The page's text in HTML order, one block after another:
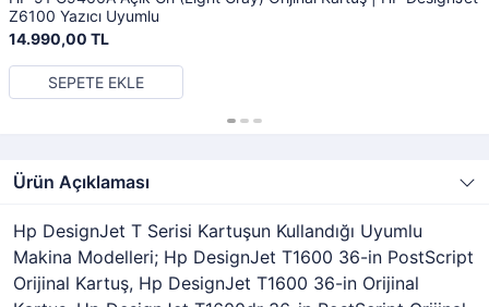
Z6100 Yazıcı Uyumlu
14.990,00 TL
SEPETE EKLE
Ürün Açıklaması
Hp DesignJet T Serisi Kartuşun Kullandığı Uyumlu
Makina Modelleri; Hp DesignJet T1600 36-in PostScript
Orijinal Kartuş, Hp DesignJet T1600 36-in Orijinal